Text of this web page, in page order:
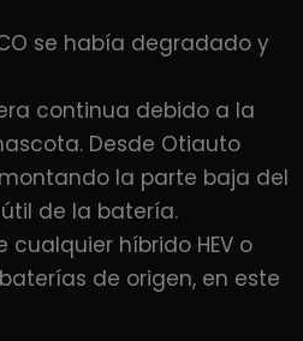
se había degradado y
continua debido a la
Desde Otiauto
la parte baja del
de la batería.
híbrido HEV o
de origen, en este